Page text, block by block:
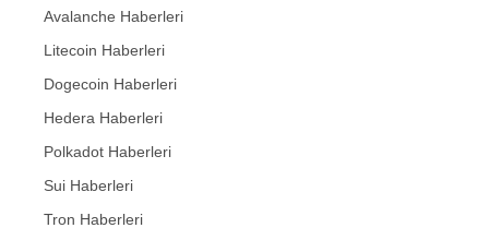
Avalanche Haberleri
Litecoin Haberleri
Dogecoin Haberleri
Hedera Haberleri
Polkadot Haberleri
Sui Haberleri
Tron Haberleri